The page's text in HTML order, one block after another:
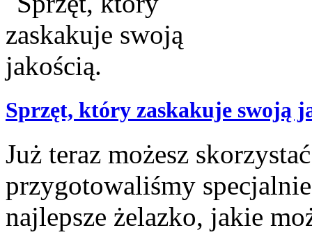
Sprzęt, który zaskakuje swoją
Już teraz możesz
przygotowaliśmy
najlepsze żelazko, jakie